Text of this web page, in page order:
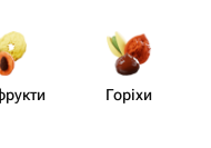
Горіхи